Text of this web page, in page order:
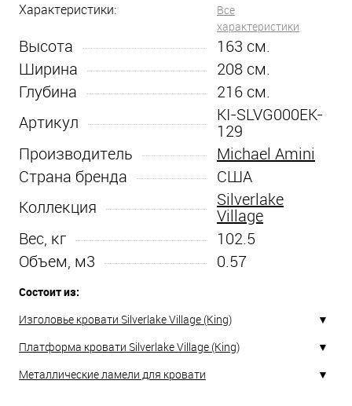
Характеристики:
Все
характеристики
Высота 163 см.
Ширина
208 см.
Глубина
216 см.
Артикул
KI-SLVG000EK-
129
Производитель
Michael Amini
Страна бренда
США
Коллекция
Silverlake
Village
Вес, кг
102.5
Объем, м3
0.57
Состоит из:
Изголовье кровати Silverlake Village (King)
Платформа кровати Silverlake Village (King)
Металлические ламели для кровати